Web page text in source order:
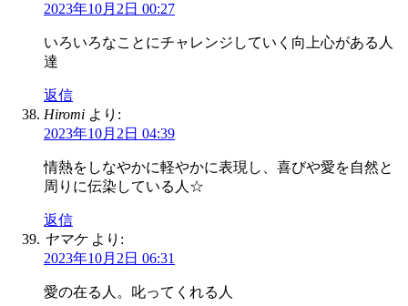
2023年10月2日 00:27
いろいろなことにチャレンジしていく向上心がある人
達
返信
Hiromi より:
2023年10月2日 04:39
情熱をしなやかに軽やかに表現し、喜びや愛を自然と
周りに伝染している人☆
返信
ヤマケ より:
2023年10月2日 06:31
愛の在る人。叱ってくれる人